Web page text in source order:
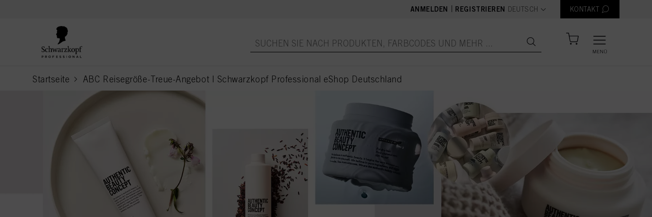
ANMELDEN REGISTRIEREN text.language
DEUTSCH KONTAKT
MENÜ
Startseite ABC Reisegröße-Treue-Angebot I Schwarzkopf Professional eShop Deutschland
current page